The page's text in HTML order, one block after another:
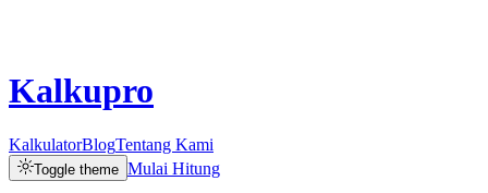
Kalkupro
KalkulatorBlogTentang Kami
Toggle theme Mulai Hitung